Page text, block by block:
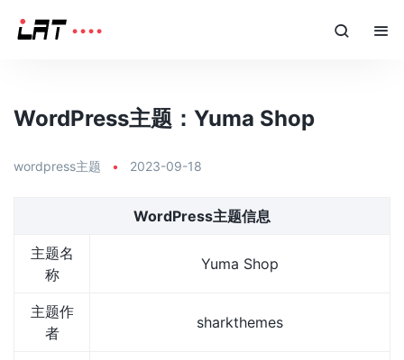
WordPress主题：Yuma Shop
wordpress主题 • 2023-09-18
WordPress主题信息
主题名
称
Yuma Shop
主题作
者
sharkthemes